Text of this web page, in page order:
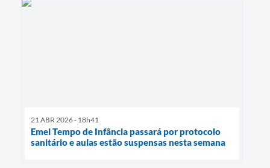
21 ABR 2026 - 18h41
Emei Tempo de Infância passará por protocolo
sanitário e aulas estão suspensas nesta semana